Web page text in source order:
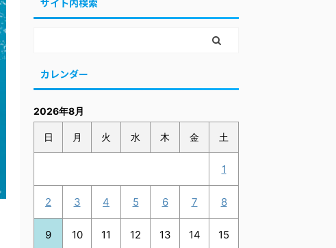
サイト内検索
カレンダー
2026年8月
日 月 火 水 木 金 土
1
2 3 4 5 6 7 8
9 10 11 12 13 14 15